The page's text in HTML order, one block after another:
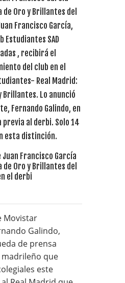
Oro y Brillantes del
Francisco García,
Estudiantes SAD
, recibirá el
del club en el
Real Madrid:
Brillantes. Lo anunció
Fernando Galindo, en
previa al derbi. Solo 14
esta distinción.
Movistar
Galindo,
de prensa
que
este